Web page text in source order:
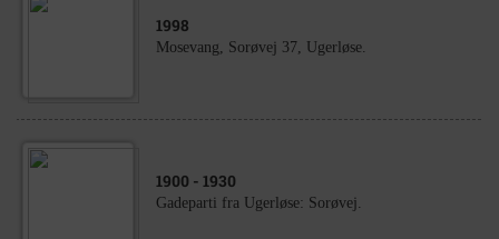
1998
Mosevang, Sorøvej 37, Ugerløse.
1900 - 1930
Gadeparti fra Ugerløse: Sorøvej.